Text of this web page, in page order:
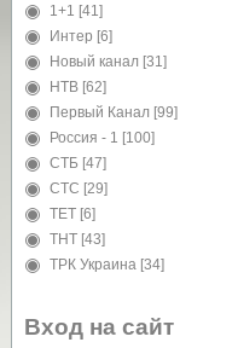
1+1 [41]
Интер [6]
Новый канал [31]
НТВ [62]
Первый Канал [99]
Россия - 1 [100]
СТБ [47]
СТС [29]
ТЕТ [6]
ТНТ [43]
ТРК Украина [34]
Вход на сайт